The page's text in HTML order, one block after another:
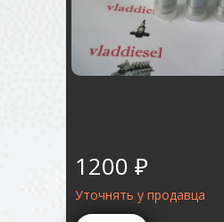
1200 ₽
Уточнять у продавца